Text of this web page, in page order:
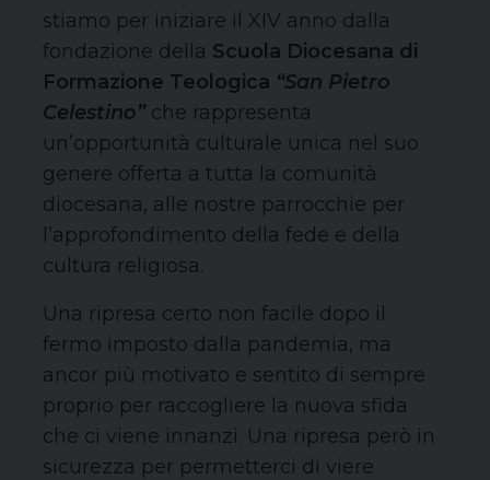
stiamo per iniziare il XIV anno dalla
fondazione della Scuola Diocesana di
Formazione Teologica “San Pietro
Celestino”che rappresenta
un’opportunità culturale unica nel suo
genere offerta a tutta la comunità
diocesana, alle nostre parrocchie per
l’approfondimento della fede e della
cultura religiosa.
Una ripresa certo non facile dopo il
fermo imposto dalla pandemia, ma
ancor più motivato e sentito di sempre
proprio per raccogliere la nuova sfida
che ci viene innanzi. Una ripresa però in
sicurezza per permetterci di viere